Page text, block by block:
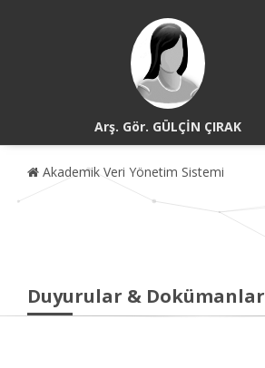
Arş. Gör. GÜLÇİN ÇIRAK
Akademik Veri Yönetim Sistemi
Duyurular & Dokümanlar